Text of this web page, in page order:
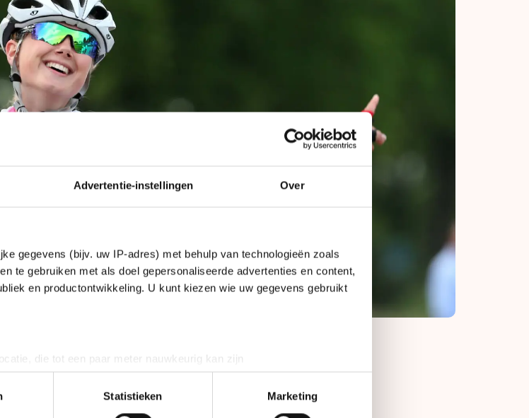
Advertentie-instellingen Over
gegevens (bijv. uw IP-adres) met behulp van technologieën zoals
te gebruiken met als doel gepersonaliseerde advertenties en content,
en productontwikkeling. U kunt kiezen wie uw gegevens gebruikt
die tot een paar meter nauwkeurig kan zijn
op specifieke eigenschappen (fingerprinting)
verwerkt en stel uw voorkeuren in het
detailgedeeltein. U kunt uw
de Cookieverklaring.
Statistieken Marketing
schaatsen.nl
. "Ik kwam hier om te winnen en met maar